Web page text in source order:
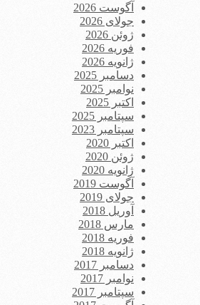
آگوست 2026
جولای 2026
ژوئن 2026
فوریه 2026
ژانویه 2026
دسامبر 2025
نوامبر 2025
اکتبر 2025
سپتامبر 2025
سپتامبر 2023
اکتبر 2020
ژوئن 2020
ژانویه 2020
آگوست 2019
جولای 2019
آوریل 2018
مارس 2018
فوریه 2018
ژانویه 2018
دسامبر 2017
نوامبر 2017
سپتامبر 2017